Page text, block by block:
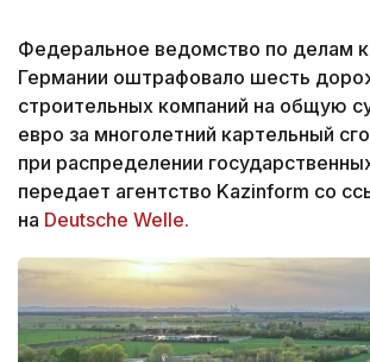
Федеральное ведомство по делам
Германии оштрафовало шесть
строительных компаний на общую
евро за многолетний картельный
при распределении
передает агентство Kazinform со
на Deutsche Welle.